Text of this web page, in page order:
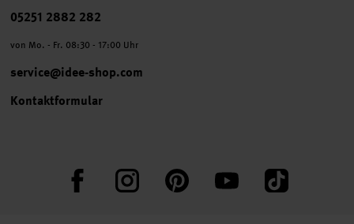
Telefonnummer
05251 2882 282
von Mo. - Fr. 08:30 - 17:00 Uhr
service@idee-shop.com
Kontaktformular
FacebookInstagram PinterestYouTube TikTok